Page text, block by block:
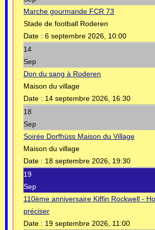
Marche gourmande FCR 73
Stade de football Roderen
Date : 6 septembre 2026, 10:00
14
Sep
Don du sang à Roderen
Maison du village
Date : 14 septembre 2026, 16:30
18
Sep
Soirée Dorfhüss Maison du Village
Maison du village
Date : 18 septembre 2026, 19:30
19
Sep
110ème anniversaire Kiffin Rockwell -
préciser
Date : 19 septembre 2026, 11:00